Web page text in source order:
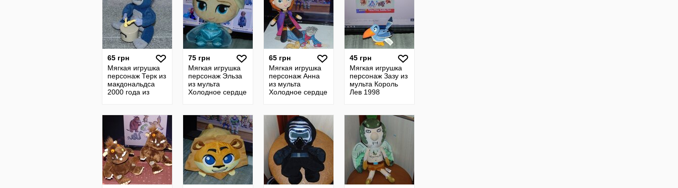
65 грн
Мягкая игрушка
персонаж Терк из
макдональдса
2000 года из
75 грн
Мягкая игрушка
персонаж Эльза
из мульта
Холодное сердце
65 грн
Мягкая игрушка
персонаж Анна
из мульта
Холодное сердце
45 грн
Мягкая игрушка
персонаж Зазу из
мульта Король
Лев 1998
Pride